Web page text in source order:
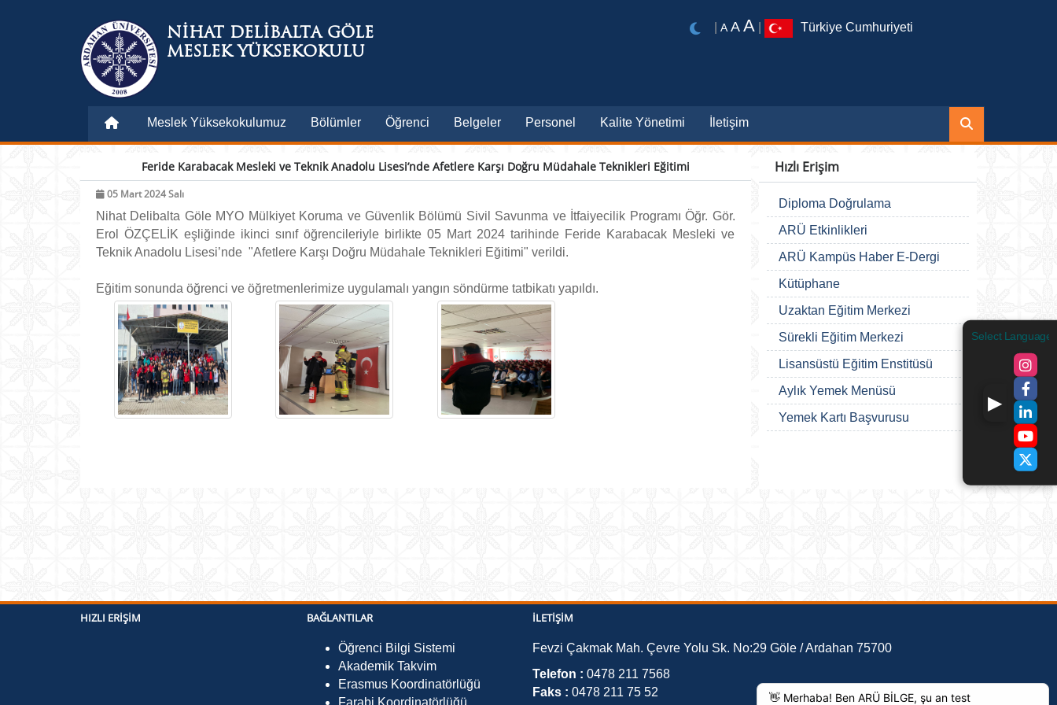
NİHAT DELİBALTA GÖLE
MESLEK YÜKSEKOKULU
A A A Türkiye Cumhuriyeti
Meslek Yüksekokulumuz Bölümler Öğrenci Belgeler Personel Kalite Yönetimi İletişim
Feride Karabacak Mesleki ve Teknik Anadolu Lisesi’nde Afetlere Karşı Doğru Müdahale Teknikleri Eğitimi
05 Mart 2024 Salı
Nihat Delibalta Göle MYO Mülkiyet Koruma ve Güvenlik Bölümü Sivil Savunma ve İtfaiyecilik Programı Öğr. Gör.
Erol ÖZÇELİK eşliğinde ikinci sınıf öğrencileriyle birlikte 05 Mart 2024 tarihinde Feride Karabacak Mesleki ve
Teknik Anadolu Lisesi’nde "Afetlere Karşı Doğru Müdahale Teknikleri Eğitimi" verildi.
Eğitim sonunda öğrenci ve öğretmenlerimize uygulamalı yangın söndürme tatbikatı yapıldı.
Hızlı Erişim
Diploma Doğrulama
ARÜ Etkinlikleri
ARÜ Kampüs Haber E-Dergi
Kütüphane
Uzaktan Eğitim Merkezi
Sürekli Eğitim Merkezi
Lisansüstü Eğitim Enstitüsü
Aylık Yemek Menüsü
Yemek Kartı Başvurusu
Select Language
HIZLI ERIŞIM BAĞLANTILAR
Öğrenci Bilgi Sistemi
Akademik Takvim
Erasmus Koordinatörlüğü
Farabi Koordinatörlüğü
İLETIŞIM
Fevzi Çakmak Mah. Çevre Yolu Sk. No:29 Göle / Ardahan 75700
Telefon : 0478 211 7568
Faks : 0478 211 75 52